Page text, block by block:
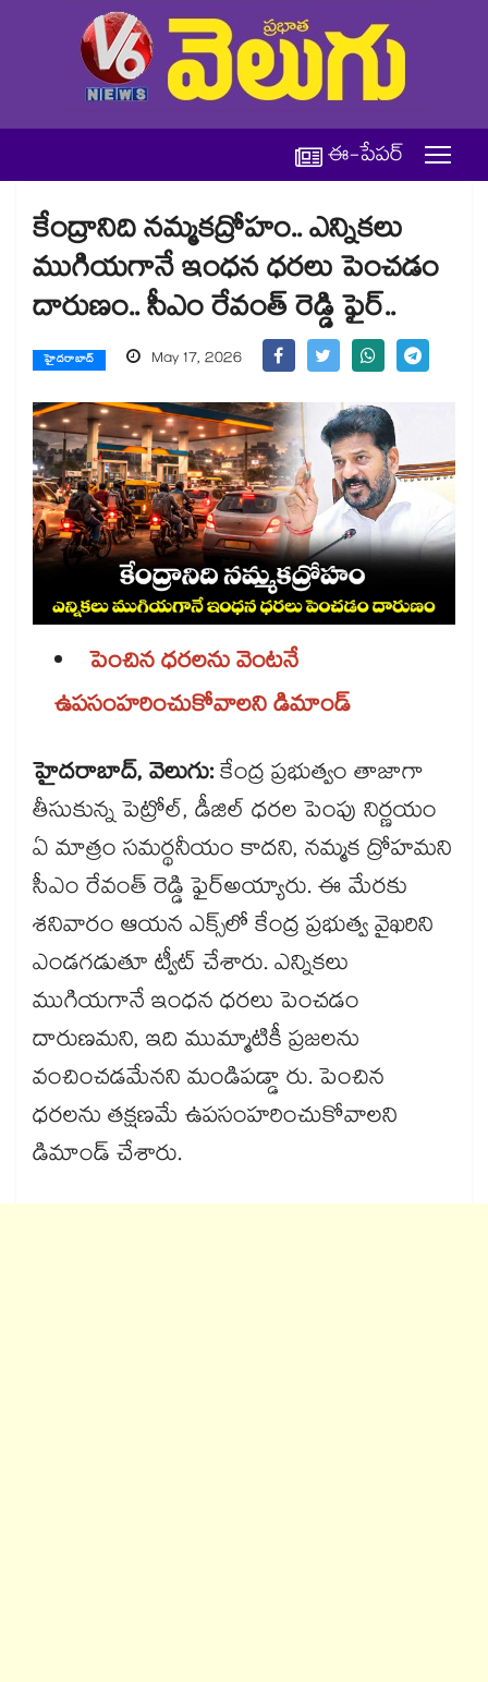
ఈ-పేపర్
కేంద్రానిది నమ్మకద్రోహం.. ఎన్నికలు
ముగియగానే ఇంధన ధరలు పెంచడం
దారుణం.. సీఎం రేవంత్ రెడ్డి ఫైర్..
హైదరాబాద్ May 17, 2026
పెంచిన ధరలను వెంటనే
ఉపసంహరించుకోవాలని డిమాండ్​
హైదరాబాద్, వెలుగు:కేంద్ర ప్రభుత్వం తాజాగా
తీసుకున్న పెట్రోల్, డీజిల్ ధరల పెంపు నిర్ణయం
ఏ మాత్రం సమర్థనీయం కాదని, నమ్మక ద్రోహమని
సీఎం రేవంత్ రెడ్డి ఫైర్​అయ్యారు. ఈ మేరకు
శనివారం ఆయన ఎక్స్​లో కేంద్ర ప్రభుత్వ వైఖరిని
ఎండగడుతూ ట్వీట్ చేశారు. ఎన్నికలు
ముగియగానే ఇంధన ధరలు పెంచడం
దారుణమని, ఇది ముమ్మాటికీ ప్రజలను
వంచించడమేనని మండిపడ్డా రు. పెంచిన
ధరలను తక్షణమే ఉపసంహరించుకోవాలని
డిమాండ్ చేశారు.